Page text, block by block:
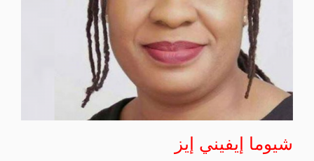
شيوما إيفيني إيز